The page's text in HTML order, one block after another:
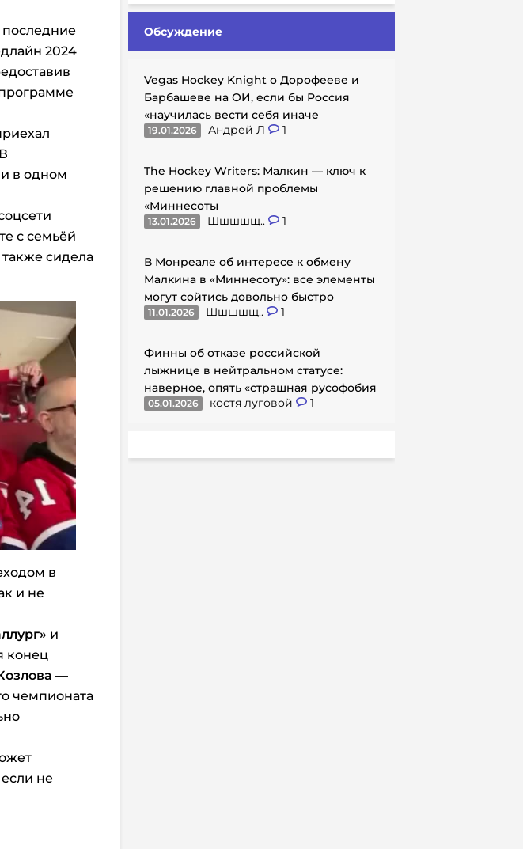
последние
2024
в одном
с семьёй
сидела
в
и не
и
конец
—
чемпионата
не
Обсуждение
Vegas Hockey Knight о Дорофееве и
Барбашеве на ОИ, если бы Россия
«научилась вести себя иначе
19.01.2026 Андрей Л 1
The Hockey Writers: Малкин — ключ к
решению главной проблемы
«Миннесоты
13.01.2026 Шшшшщ.. 1
В Монреале об интересе к обмену
Малкина в «Миннесоту»: все элементы
могут сойтись довольно быстро
11.01.2026 Шшшшщ.. 1
Финны об отказе российской
лыжнице в нейтральном статусе:
наверное, опять «страшная русофобия
05.01.2026 костя луговой 1